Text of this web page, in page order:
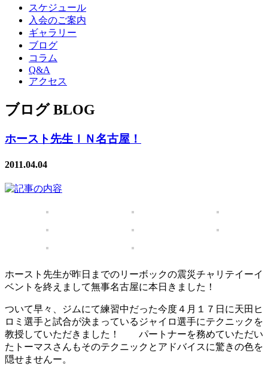
スケジュール
入会のご案内
ギャラリー
ブログ
コラム
Q&A
アクセス
ブログ BLOG
ホースト先生ＩＮ名古屋！
2011.04.04
ホースト先生が昨日までのリーボックの震災チャリテイーイ
ベントを終えまして無事名古屋に本日きました！
ついて早々、ジムにて練習中だった今度４月１７日に天田ヒ
ロミ選手と試合が決まっているジャイロ選手にテクニックを
教授していただきました！ パートナーを務めていただい
たトーマスさんもそのテクニックとアドバイスに驚きの色を
隠せませんー。